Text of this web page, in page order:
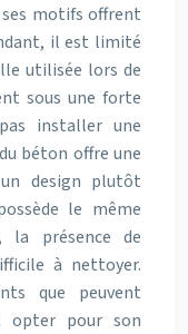
motifs offrent
il est limité
utilisée lors de
sous une forte
installer une
béton offre une
design plutôt
le même
la présence de
à nettoyer.
que peuvent
opter pour son